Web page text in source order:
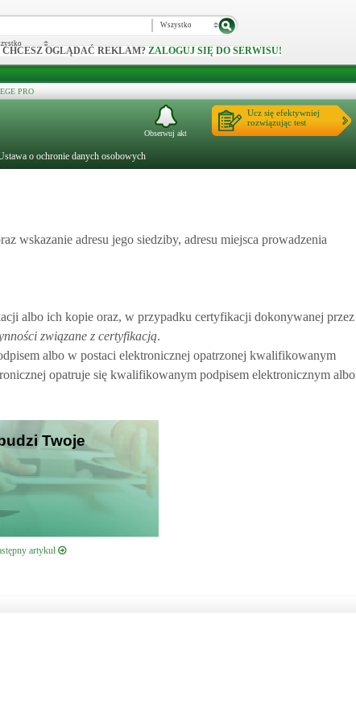
Wszystko
CHCESZ OGLĄDAĆ REKLAM? ZALOGUJ SIĘ DO SERWISU!
PRO
o ochronie danych osobowych
Ucz się efektywniej
rozwiązując test
Obserwuj akt
wskazanie adresu jego siedziby, adresu miejsca prowadzenia
albo ich kopie oraz, w przypadku certyfikacji dokonywanej przez
związane z certyfikacją.
albo w postaci elektronicznej opatrzonej kwalifikowanym
opatruje się kwalifikowanym podpisem elektronicznym albo
Twoje
artykuł